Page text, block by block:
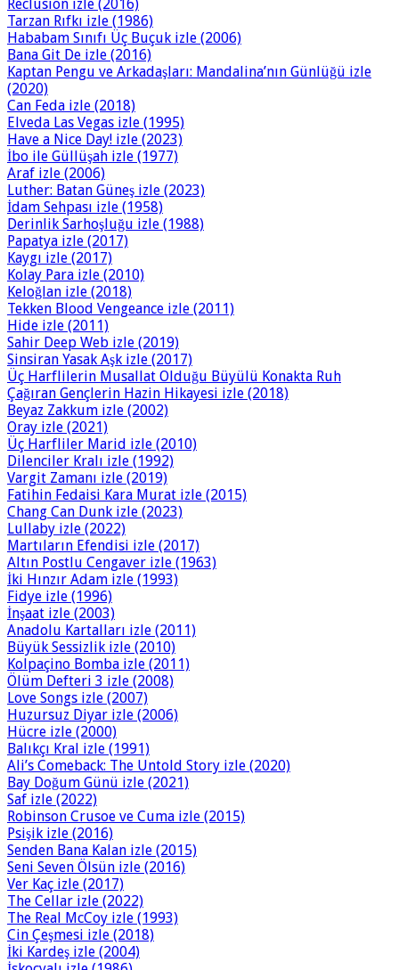
Reclusion izle (2016)
Tarzan Rıfkı izle (1986)
Hababam Sınıfı Üç Buçuk izle (2006)
Bana Git De izle (2016)
Kaptan Pengu ve Arkadaşları: Mandalina’nın Günlüğü izle
(2020)
Can Feda izle (2018)
Elveda Las Vegas izle (1995)
Have a Nice Day! izle (2023)
İbo ile Güllüşah izle (1977)
Araf izle (2006)
Luther: Batan Güneş izle (2023)
İdam Sehpası izle (1958)
Derinlik Sarhoşluğu izle (1988)
Papatya izle (2017)
Kaygı izle (2017)
Kolay Para izle (2010)
Keloğlan izle (2018)
Tekken Blood Vengeance izle (2011)
Hide izle (2011)
Sahir Deep Web izle (2019)
Sinsiran Yasak Aşk izle (2017)
Üç Harflilerin Musallat Olduğu Büyülü Konakta Ruh
Çağıran Gençlerin Hazin Hikayesi izle (2018)
Beyaz Zakkum izle (2002)
Oray izle (2021)
Üç Harfliler Marid izle (2010)
Dilenciler Kralı izle (1992)
Vargit Zamanı izle (2019)
Fatihin Fedaisi Kara Murat izle (2015)
Chang Can Dunk izle (2023)
Lullaby izle (2022)
Martıların Efendisi izle (2017)
Altın Postlu Cengaver izle (1963)
İki Hınzır Adam izle (1993)
Fidye izle (1996)
İnşaat izle (2003)
Anadolu Kartalları izle (2011)
Büyük Sessizlik izle (2010)
Kolpaçino Bomba izle (2011)
Ölüm Defteri 3 izle (2008)
Love Songs izle (2007)
Huzursuz Diyar izle (2006)
Hücre izle (2000)
Balıkçı Kral izle (1991)
Ali’s Comeback: The Untold Story izle (2020)
Bay Doğum Günü izle (2021)
Saf izle (2022)
Robinson Crusoe ve Cuma izle (2015)
Psişik izle (2016)
Senden Bana Kalan izle (2015)
Seni Seven Ölsün izle (2016)
Ver Kaç izle (2017)
The Cellar izle (2022)
The Real McCoy izle (1993)
Cin Çeşmesi izle (2018)
İki Kardeş izle (2004)